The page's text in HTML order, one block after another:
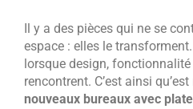
Il y a des pièces qui ne se
espace : elles le
lorsque design,
rencontrent. C’est ainsi qu’est
nouveaux bureaux avec